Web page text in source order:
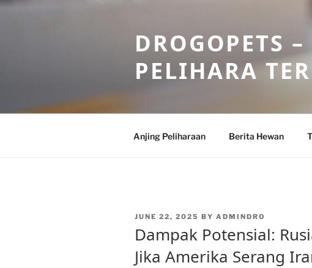
Skip
DROGOPETS
PELIHARA
Anjing Peliharaan Berita Hewan
POSTED
JUNE 22, 2025 BY ADMINDRO
Dampak Potensial:
Jika Amerika Serang